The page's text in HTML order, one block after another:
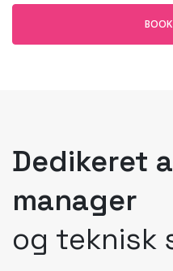
Dedikeret
manager
og teknisk